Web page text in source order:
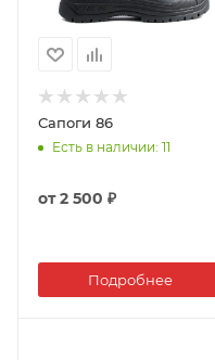
Сапоги 86
Есть в наличии: 11
от2 500 ₽
Подробнее